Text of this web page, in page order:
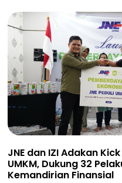
JNE dan IZI Adakan
UMKM, Dukung 32
Kemandirian Finansial